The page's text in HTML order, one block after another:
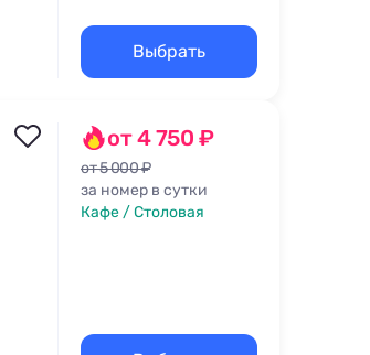
Выбрать
от 4 750 ₽
от 5 000 ₽
за номер в сутки
Кафе / Столовая